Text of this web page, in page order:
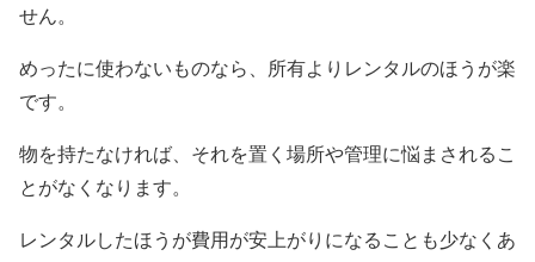
せん。
めったに使わないものなら、所有よりレンタルのほうが楽
です。
物を持たなければ、それを置く場所や管理に悩まされるこ
とがなくなります。
レンタルしたほうが費用が安上がりになることも少なくあ